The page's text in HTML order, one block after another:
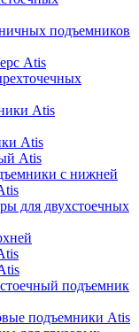
подъемников
Atis
Atis
Atis
Atis
с нижней
для двухстоечных
подъемник
подъемники Atis